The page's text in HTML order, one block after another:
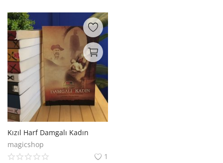
Kızıl Harf Damgalı Kadın
magicshop
1